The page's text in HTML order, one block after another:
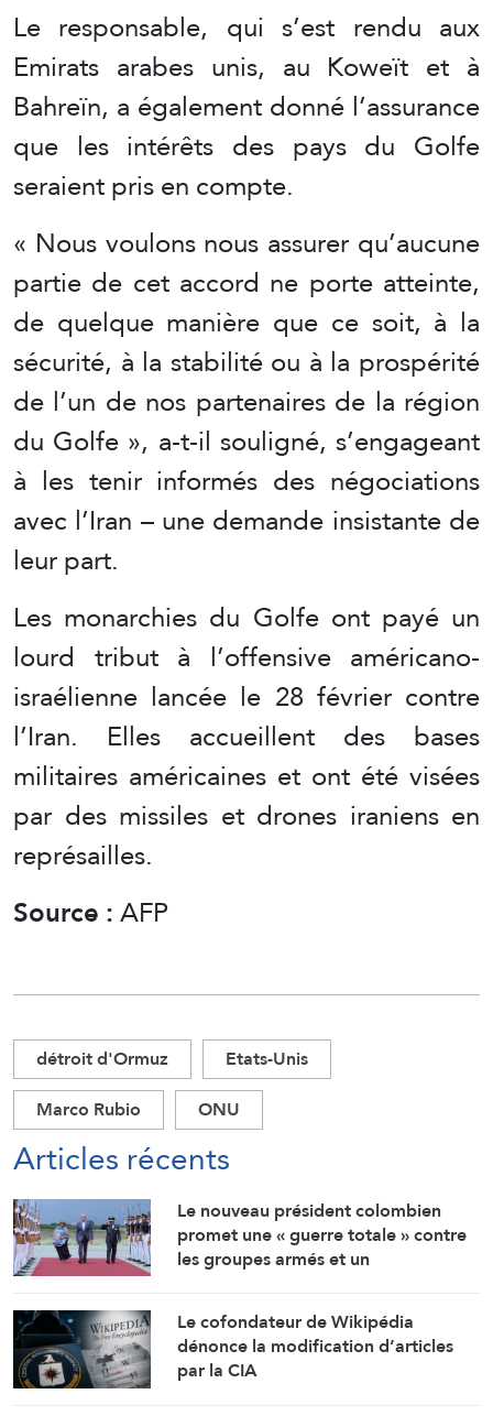
Le responsable, qui s’est rendu aux
Emirats arabes unis, au Koweït et à
Bahreïn, a également donné l’assurance
que les intérêts des pays du Golfe
seraient pris en compte.
« Nous voulons nous assurer qu’aucune
partie de cet accord ne porte atteinte,
de quelque manière que ce soit, à la
sécurité, à la stabilité ou à la prospérité
de l’un de nos partenaires de la région
du Golfe », a-t-il souligné, s’engageant
à les tenir informés des négociations
avec l’Iran – une demande insistante de
leur part.
Les monarchies du Golfe ont payé un
lourd tribut à l’offensive américano-
israélienne lancée le 28 février contre
l’Iran. Elles accueillent des bases
militaires américaines et ont été visées
par des missiles et drones iraniens en
représailles.
Source :AFP
détroit d'Ormuz
Etats-Unis
Marco Rubio
ONU
Articles récents
Le nouveau président colombien
promet une « guerre totale » contre
les groupes armés et un
Washington
Le cofondateur de Wikipédia
dénonce la modification d’articles
par la CIA